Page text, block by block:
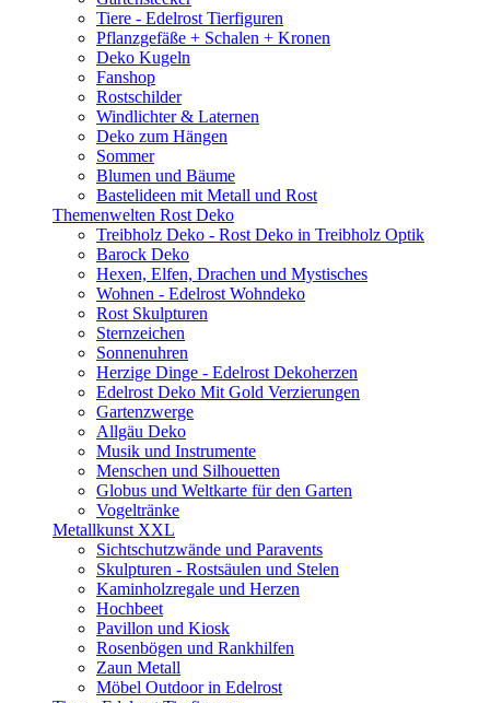
Tiere - Edelrost Tierfiguren
Pflanzgefäße + Schalen + Kronen
Deko Kugeln
Fanshop
Rostschilder
Windlichter & Laternen
Deko zum Hängen
Sommer
Blumen und Bäume
Bastelideen mit Metall und Rost
Themenwelten Rost Deko
Treibholz Deko - Rost Deko in Treibholz Optik
Barock Deko
Hexen, Elfen, Drachen und Mystisches
Wohnen - Edelrost Wohndeko
Rost Skulpturen
Sternzeichen
Sonnenuhren
Herzige Dinge - Edelrost Dekoherzen
Edelrost Deko Mit Gold Verzierungen
Gartenzwerge
Allgäu Deko
Musik und Instrumente
Menschen und Silhouetten
Globus und Weltkarte für den Garten
Vogeltränke
Metallkunst XXL
Sichtschutzwände und Paravents
Skulpturen - Rostsäulen und Stelen
Kaminholzregale und Herzen
Hochbeet
Pavillon und Kiosk
Rosenbögen und Rankhilfen
Zaun Metall
Möbel Outdoor in Edelrost